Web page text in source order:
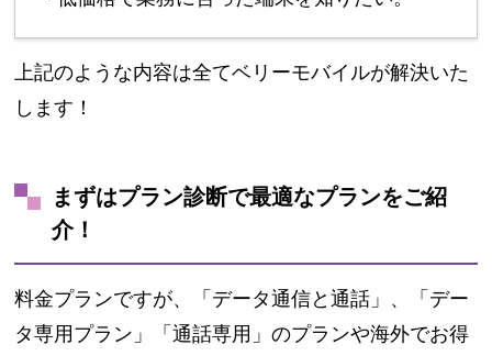
上記のような内容は全てベリーモバイルが解決いた
します！
まずはプラン診断で最適なプランをご紹
介！
料金プランですが、
「データ通信と通話」、「デー
タ専用プラン」「通話専用」のプランや海外でお得